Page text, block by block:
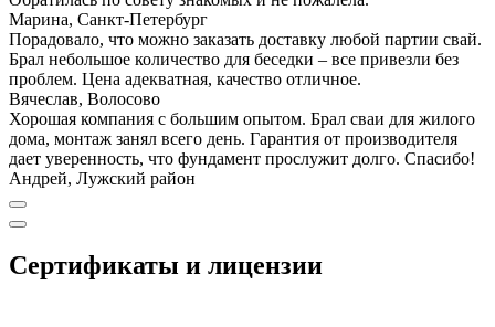
Марина, Санкт-Петербург
Порадовало, что можно заказать доставку любой партии свай.
Брал небольшое количество для беседки – все привезли без
проблем. Цена адекватная, качество отличное.
Вячеслав, Волосово
Хорошая компания с большим опытом. Брал сваи для жилого
дома, монтаж занял всего день. Гарантия от производителя
дает уверенность, что фундамент прослужит долго. Спасибо!
Андрей, Лужский район
Сертификаты и лицензии